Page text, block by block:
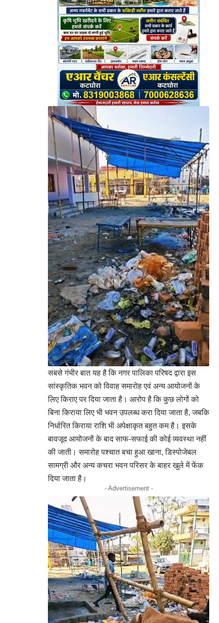
सबसे गंभीर बात यह है कि नगर पालिका परिषद द्वारा इस
सांस्कृतिक भवन को विवाह समारोह एवं अन्य आयोजनों के
लिए किराए पर दिया जाता है। आरोप है कि कुछ लोगों को
बिना किराया लिए भी भवन उपलब्ध करा दिया जाता है, जबकि
निर्धारित किराया राशि भी अपेक्षाकृत बहुत कम है। इसके
बावजूद आयोजनों के बाद साफ-सफाई की कोई व्यवस्था नहीं
की जाती। समारोह पश्चात बचा हुआ खाना, डिस्पोजेबल
सामग्री और अन्य कचरा भवन परिसर के बाहर खुले में फेंक
दिया जाता है।
- Advertisement -